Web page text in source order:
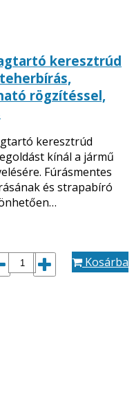
keresztrúd
rögzítéssel,
keresztrúd
kínál a jármű
Fúrásmentes
és strapabíró
Kosárba